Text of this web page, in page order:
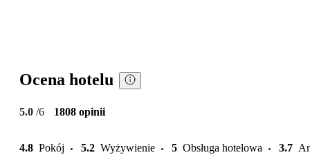
Ocena hotelu
5.0 /6 1808 opinii
4.8 Pokój 5.2 Wyżywienie 5 Obsługa hotelowa 3.7